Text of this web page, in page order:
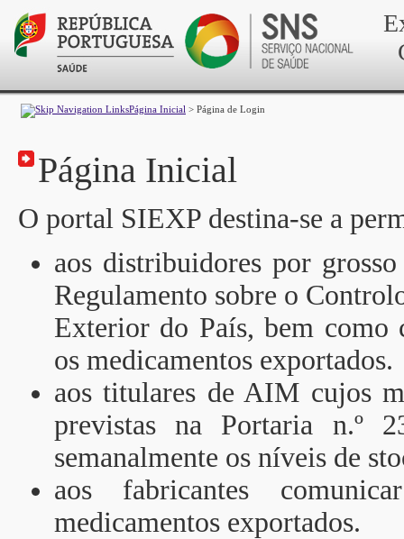
Página Inicial > Página de Login
Página Inicial
O portal SIEXP destina-se a
aos distribuidores por
Regulamento sobre o
Exterior do País, bem como
os medicamentos exportados.
aos titulares de AIM cujos
previstas na Portaria n.º
semanalmente os níveis de
aos fabricantes
medicamentos exportados.